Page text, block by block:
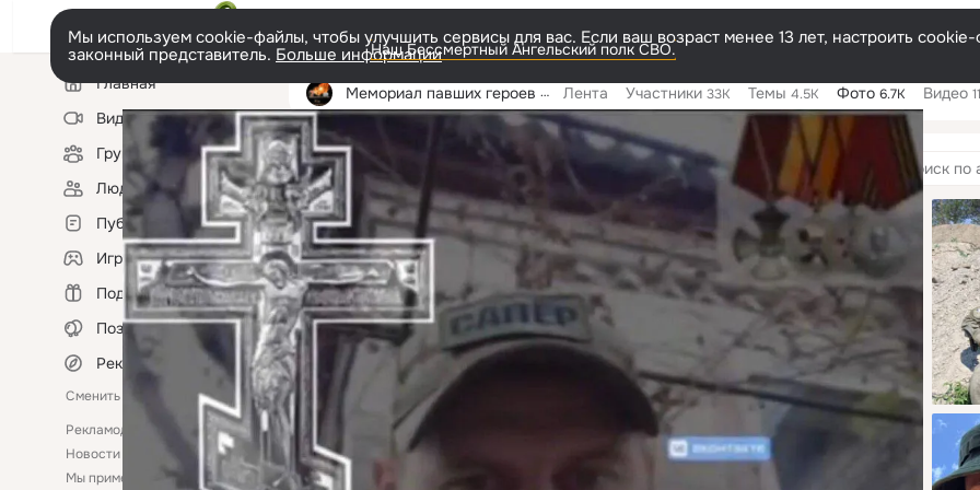
Наш Бессмертный Ангельский полк СВО.
Мы используем cookie-файлы, чтобы улучшить сервисы для вас. Если ваш возраст менее 13 лет, настроить
законный представитель. Больше информации
Левая
колонкаГлавная
Видео
Группы
Люди
Публикации
Игры
Подарки
Поздравления
Рекомендации
Сменить язык
Рекламодателям
Помощь
Новости
Мы применяем
Мемориал павших героев Новосибирска и НСО Лента Участники 33K Темы 4.5K Фото 6.7K Видео
Фотопоток Фотоальбомы 3
Поиск
альбомам